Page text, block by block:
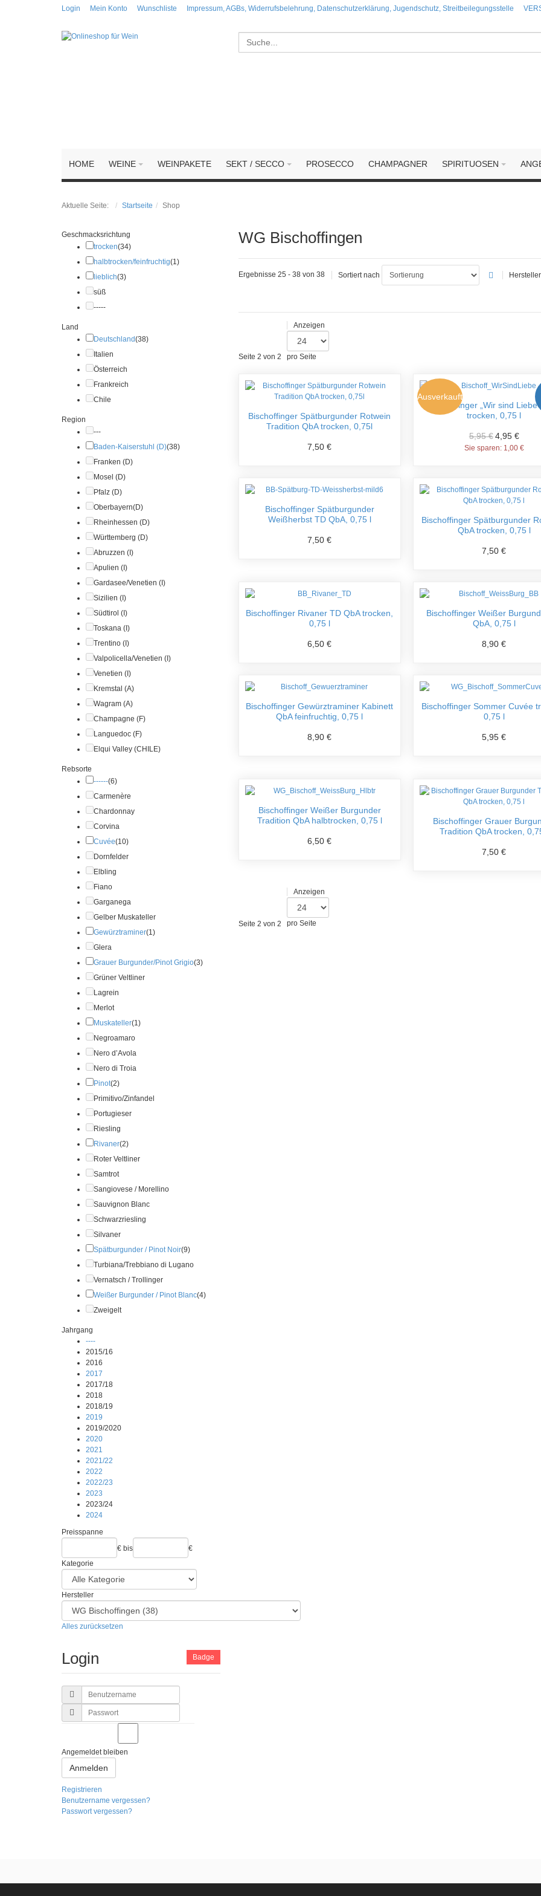
Login Mein Konto Wunschliste Impressum, AGBs, Widerrufsbelehrung, Datenschutzerklärung, Jugendschutz, Streitbeilegungsstelle
HOME WEINE WEINPAKETE SEKT / SECCO PROSECCO CHAMPAGNER SPIRITUOSEN
Aktuelle Seite: Startseite Shop
WG Bischoffingen
Ergebnisse 25 - 38 von 38 Sortiert nach Hersteller
Seite 2 von 2
Anzeigen
pro Seite
Bischoffinger Spätburgunder Rotwein
Tradition QbA trocken, 0,75l
7,50 €
Ausverkauft
Bischoffinger „Wir sind Liebe“
trocken, 0,75 l
5,95 € 4,95 €
Sie sparen: 1,00 €
Bischoffinger Spätburgunder
Weißherbst TD QbA, 0,75 l
7,50 €
Bischoffinger Spätburgunder
QbA trocken, 0,75 l
7,50 €
Bischoffinger Rivaner TD QbA trocken,
0,75 l
6,50 €
Bischoffinger Weißer
QbA, 0,75 l
8,90 €
Bischoffinger Gewürztraminer Kabinett
QbA feinfruchtig, 0,75 l
8,90 €
Bischoffinger Sommer Cuvée
0,75 l
5,95 €
Bischoffinger Weißer Burgunder
Tradition QbA halbtrocken, 0,75 l
6,50 €
Bischoffinger Grauer
Tradition QbA trocken,
7,50 €
Seite 2 von 2
Anzeigen
pro Seite
Geschmacksrichtung
trocken(34)
halbtrocken/feinfruchtig(1)
lieblich(3)
süß
-----
Land
Deutschland(38)
Italien
Österreich
Frankreich
Chile
Region
---
Baden-Kaiserstuhl (D)(38)
Franken (D)
Mosel (D)
Pfalz (D)
Oberbayern(D)
Rheinhessen (D)
Württemberg (D)
Abruzzen (I)
Apulien (I)
Gardasee/Venetien (I)
Sizilien (I)
Südtirol (I)
Toskana (I)
Trentino (I)
Valpolicella/Venetien (I)
Venetien (I)
Kremstal (A)
Wagram (A)
Champagne (F)
Languedoc (F)
Elqui Valley (CHILE)
Rebsorte
------(6)
Carmenère
Chardonnay
Corvina
Cuvée(10)
Dornfelder
Elbling
Fiano
Garganega
Gelber Muskateller
Gewürztraminer(1)
Glera
Grauer Burgunder/Pinot Grigio(3)
Grüner Veltliner
Lagrein
Merlot
Muskateller(1)
Negroamaro
Nero d’Avola
Nero di Troia
Pinot(2)
Primitivo/Zinfandel
Portugieser
Riesling
Rivaner(2)
Roter Veltliner
Samtrot
Sangiovese / Morellino
Sauvignon Blanc
Schwarzriesling
Silvaner
Spätburgunder / Pinot Noir(9)
Turbiana/Trebbiano di Lugano
Vernatsch / Trollinger
Weißer Burgunder / Pinot Blanc(4)
Zweigelt
Jahrgang
----
2015/16
2016
2017
2017/18
2018
2018/19
2019
2019/2020
2020
2021
2021/22
2022
2022/23
2023
2023/24
2024
Preisspanne
€ bis
€
Kategorie
Hersteller
Alles zurücksetzen
Login
Benutzername
Passwort
Angemeldet bleiben
Anmelden
Registrieren
Benutzername vergessen?
Passwort vergessen?
Badge